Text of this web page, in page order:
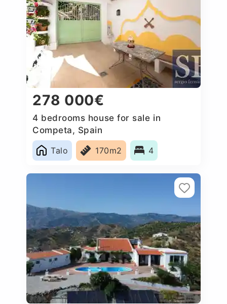
278 000€
4 bedrooms house for sale in
Competa, Spain
Talo
170m2 4